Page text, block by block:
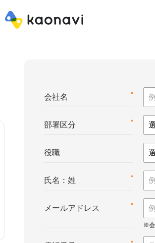
*
会社名
*
部署区分
役職
*
氏名：姓
*
メールアドレス